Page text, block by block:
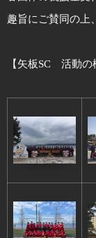
趣旨にご賛同の上
【矢板SC 活動の